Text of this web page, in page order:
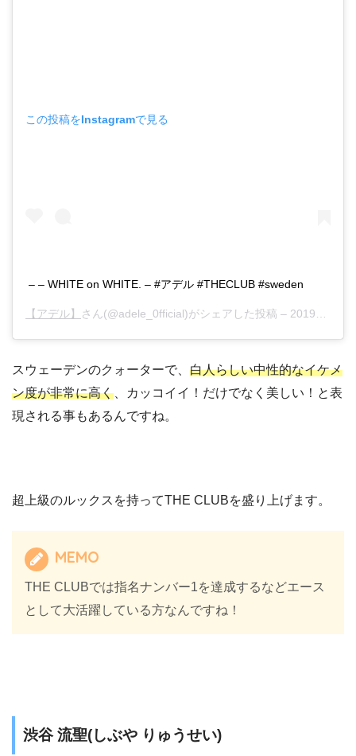
この投稿をInstagramで見る
– – WHITE on WHITE. – #アデル #THECLUB #sweden
【アデル】 さん(@adele_0fficial)がシェアした投稿 – 2019年 5月月5日午前2時08分PDT
スウェーデンのクォーターで、 白人らしい中性的なイケメ
ン度が非常に高く 、カッコイイ！だけでなく美しい！と表
現される事もあるんですね。
超上級のルックスを持ってTHE CLUBを盛り上げます。
MEMO
THE CLUBでは指名ナンバー1を達成するなどエース
として大活躍している方なんですね！
渋谷 流聖(しぶや りゅうせい)